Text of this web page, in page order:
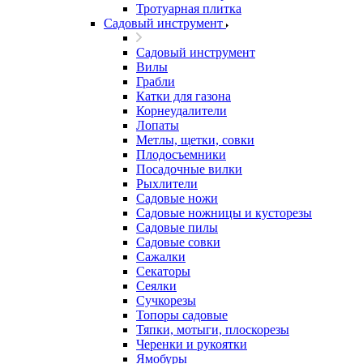
Тротуарная плитка
Садовый инструмент
Садовый инструмент
Вилы
Грабли
Катки для газона
Корнеудалители
Лопаты
Метлы, щетки, совки
Плодосъемники
Посадочные вилки
Рыхлители
Садовые ножи
Садовые ножницы и кусторезы
Садовые пилы
Садовые совки
Сажалки
Секаторы
Сеялки
Сучкорезы
Топоры садовые
Тяпки, мотыги, плоскорезы
Черенки и рукоятки
Ямобуры